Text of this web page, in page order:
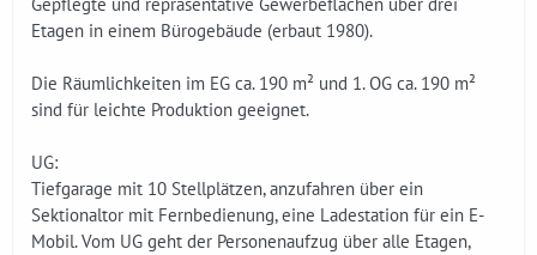
Etagen in einem Bürogebäude (erbaut 1980).
Die Räumlichkeiten im EG ca. 190 m² und 1. OG ca. 190 m²
sind für leichte Produktion geeignet.
UG:
Tiefgarage mit 10 Stellplätzen, anzufahren über ein
Sektionaltor mit Fernbedienung, eine Ladestation für ein E-
Mobil. Vom UG geht der Personenaufzug über alle Etagen,